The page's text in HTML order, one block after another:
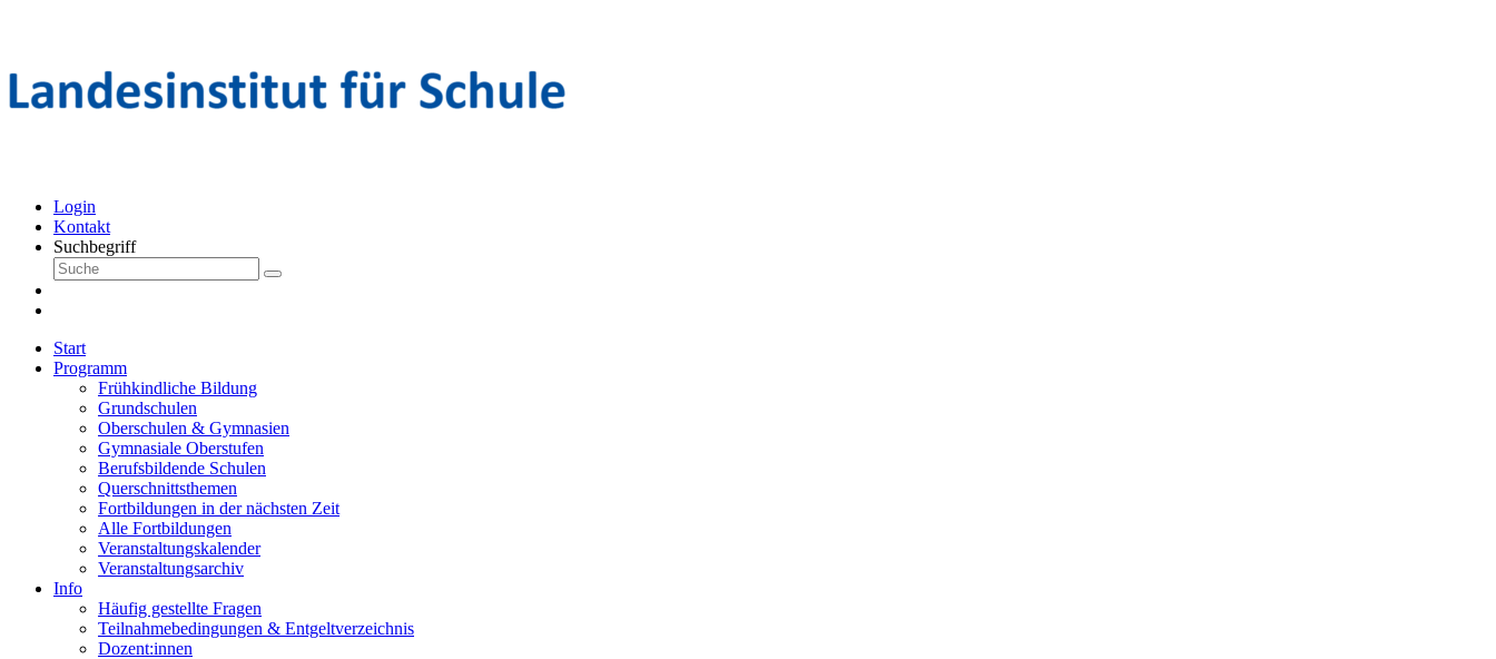
Login
Kontakt
Suchbegriff
Start
Programm
Frühkindliche Bildung
Grundschulen
Oberschulen & Gymnasien
Gymnasiale Oberstufen
Berufsbildende Schulen
Querschnittsthemen
Fortbildungen in der nächsten Zeit
Alle Fortbildungen
Veranstaltungskalender
Veranstaltungsarchiv
Info
Häufig gestellte Fragen
Teilnahmebedingungen & Entgeltverzeichnis
Dozent:innen